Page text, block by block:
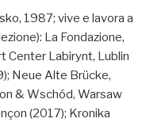
1987; vive e lavora a
La Fondazione,
Center Labirynt, Lublin
Neue Alte Brücke,
& Wschód, Warsaw
(2017); Kronika